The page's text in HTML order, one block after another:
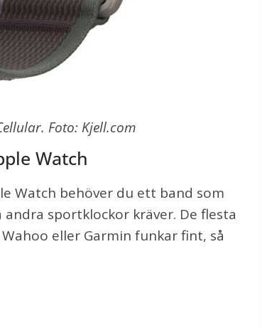
Foto: Kjell.com
Watch
Watch behöver du ett band som
andra sportklockor kräver. De flesta
eller Garmin funkar fint, så